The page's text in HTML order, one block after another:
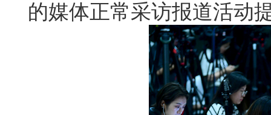
的媒体正常采访报道活动